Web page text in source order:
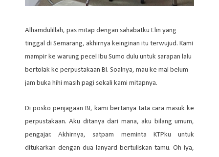
Alhamdulillah, pas mitap dengan sahabatku Elin yang
tinggal di Semarang, akhirnya keinginan itu terwujud. Kami
mampir ke warung pecel Ibu Sumo dulu untuk sarapan lalu
bertolak ke perpustakaan BI. Soalnya, mau ke mal belum
jam buka hihi masih pagi sekali kami mitapnya.
Di posko penjagaan BI, kami bertanya tata cara masuk ke
perpustakaan. Aku ditanya dari mana, aku bilang umum,
pengajar. Akhirnya, satpam meminta KTPku untuk
ditukarkan dengan dua lanyard bertuliskan tamu. Oh iya,